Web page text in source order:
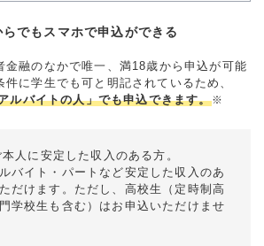
審査の容易さ、会社の知名
でもスマホで申込ができる
金融のなかで唯一、満18歳から申込が可能
に学生でも可と明記されているため、
ルバイトの人」でも申込できます。※
人に安定した収入のある方。
バイト・パートなど安定した収入のあ
だけます。ただし、高校生（定時制高
学校生も含む）はお申込いただけませ